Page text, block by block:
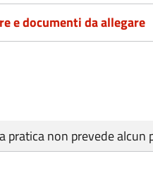
e documenti da allegare
pratica non prevede alcun